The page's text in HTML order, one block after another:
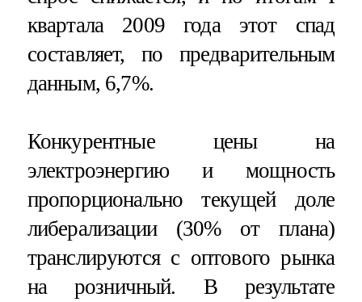
квартала 2009 года этот спад
составляет, по предварительным
данным, 6,7%.
Конкурентные цены на
электроэнергию и мощность
пропорционально текущей доле
либерализации (30% от плана)
транслируются с оптового рынка
на розничный. В результате